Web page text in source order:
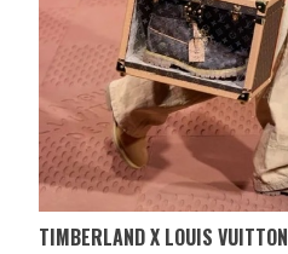
TIMBERLAND X LOUIS VUITTON